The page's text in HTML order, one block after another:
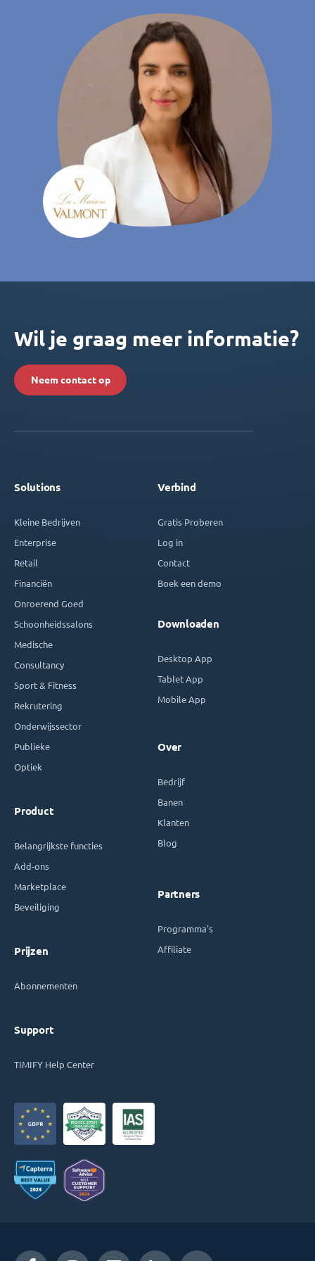
Wil je graag meer informatie?
Neem contact op
Solutions
Kleine Bedrijven
Enterprise
Retail
Financiën
Onroerend Goed
Schoonheidssalons
Medische
Consultancy
Sport & Fitness
Rekrutering
Onderwijssector
Publieke
Optiek
Product
Belangrijkste functies
Add-ons
Marketplace
Beveiliging
Prijzen
Abonnementen
Support
TIMIFY Help Center
Verbind
Gratis Proberen
Log in
Contact
Boek een demo
Downloaden
Desktop App
Tablet App
Mobile App
Over
Bedrijf
Banen
Klanten
Blog
Partners
Programma's
Affiliate